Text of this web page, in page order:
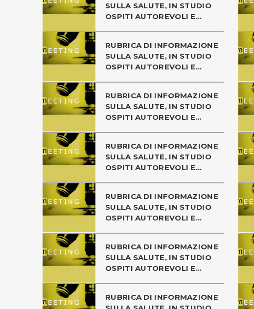
SULLA SALUTE, IN STUDIO
OSPITI AUTOREVOLI E...
RUBRICA DI INFORMAZIONE
SULLA SALUTE, IN STUDIO
OSPITI AUTOREVOLI E...
RUBRICA DI INFORMAZIONE
SULLA SALUTE, IN STUDIO
OSPITI AUTOREVOLI E...
RUBRICA DI INFORMAZIONE
SULLA SALUTE, IN STUDIO
OSPITI AUTOREVOLI E...
RUBRICA DI INFORMAZIONE
SULLA SALUTE, IN STUDIO
OSPITI AUTOREVOLI E...
RUBRICA DI INFORMAZIONE
SULLA SALUTE, IN STUDIO
OSPITI AUTOREVOLI E...
RUBRICA DI INFORMAZIONE